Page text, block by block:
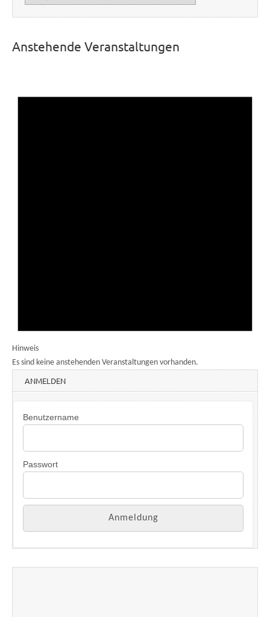
Anstehende Veranstaltungen
Hinweis
Es sind keine anstehenden Veranstaltungen vorhanden.
ANMELDEN
Benutzername
Passwort